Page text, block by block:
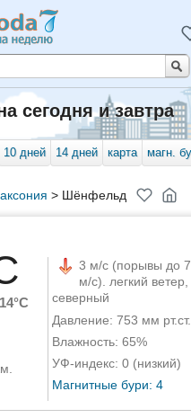
сегодня и завтра
10 дней 14 дней карта магн.
> Шёнфельд
3 м/с (порывы до 7
м/с). легкий ветер,
северный
Давление: 753 мм рт.ст.
Влажность: 65%
УФ-индекс: 0 (низкий)
Магнитные бури: 4